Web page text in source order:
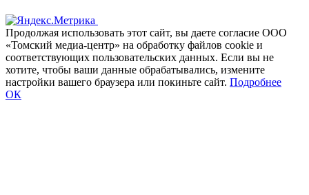
Продолжая использовать этот сайт, вы даете согласие ООО
«Томский медиа-центр» на обработку файлов cookie и
соответствующих пользовательских данных. Если вы не
хотите, чтобы ваши данные обрабатывались, измените
настройки вашего браузера или покиньте сайт. Подробнее
ОК